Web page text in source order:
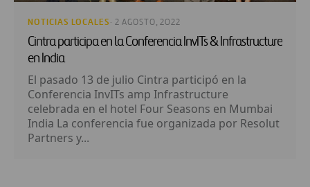
NOTICIAS LOCALES · 2 AGOSTO, 2022
Cintra participa en la Conferencia InvITs & Infrastructure
en India
El pasado 13 de julio Cintra participó en la
Conferencia InvITs amp Infrastructure
celebrada en el hotel Four Seasons en Mumbai
India La conferencia fue organizada por Resolut
Partners y...